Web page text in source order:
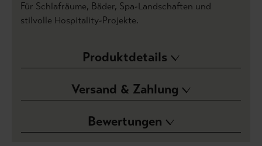
Für Schlafräume, Bäder, Spa-Landschaften und
stilvolle Hospitality-Projekte.
Produktdetails
Versand & Zahlung
Bewertungen